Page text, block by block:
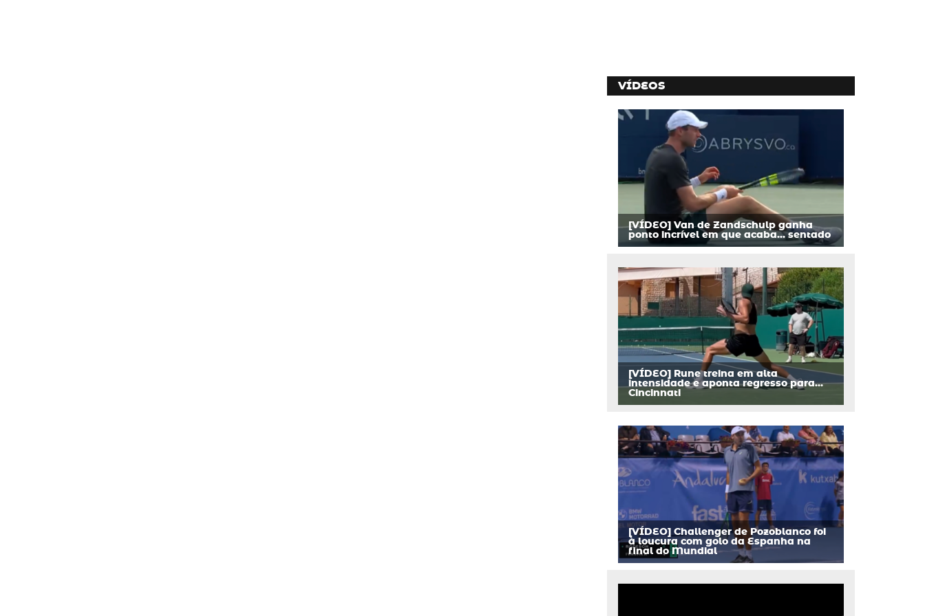
VÍDEOS
[VÍDEO] Van de Zandschulp ganha
ponto incrível em que acaba… sentado
[VÍDEO] Rune treina em alta
intensidade e aponta regresso para…
Cincinnati
[VÍDEO] Challenger de Pozoblanco foi
à loucura com golo da Espanha na
final do Mundial